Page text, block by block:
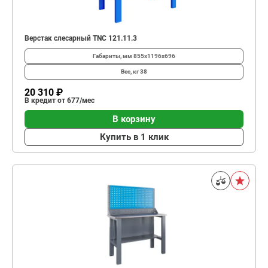
Верстак слесарный TNC 121.11.3
Габариты, мм 855x1196x696
Вес, кг38
20 310 ₽
В кредит от 677/мес
В корзину
Купить в 1 клик